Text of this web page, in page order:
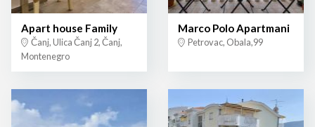
Apart house Family
Čanj, Ulica Čanj 2, Čanj,
Montenegro
Marco Polo Apartmani
Petrovac, Obala,99